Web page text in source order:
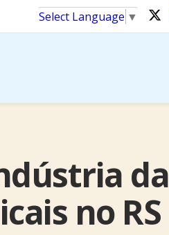
Select Language ▼
da
no RS